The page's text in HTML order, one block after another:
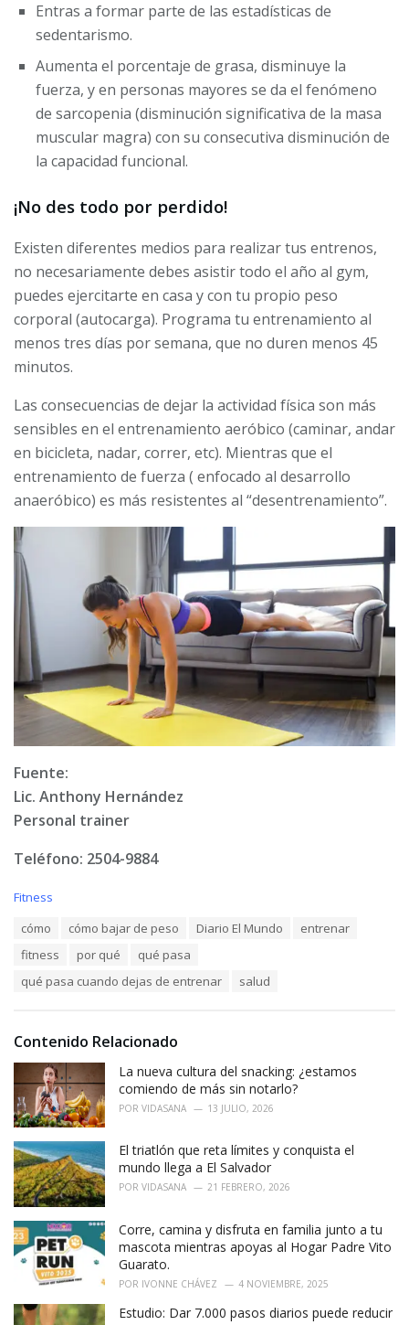
Entras a formar parte de las estadísticas de
sedentarismo.
Aumenta el porcentaje de grasa, disminuye la
fuerza, y en personas mayores se da el fenómeno
de sarcopenia (disminución significativa de la masa
muscular magra) con su consecutiva disminución de
la capacidad funcional.
¡No des todo por perdido!
Existen diferentes medios para realizar tus entrenos,
no necesariamente debes asistir todo el año al gym,
puedes ejercitarte en casa y con tu propio peso
corporal (autocarga). Programa tu entrenamiento al
menos tres días por semana, que no duren menos 45
minutos.
Las consecuencias de dejar la actividad física son más
sensibles en el entrenamiento aeróbico (caminar, andar
en bicicleta, nadar, correr, etc). Mientras que el
entrenamiento de fuerza ( enfocado al desarrollo
anaeróbico) es más resistentes al “desentrenamiento”.
Fuente:
Lic. Anthony Hernández
Personal trainer
Teléfono: 2504-9884
C
s
:
Fitness
cómo cómo bajar de peso Diario El Mundo
entrenar
fitness
por qué
qué pasa
qué pasa cuando dejas de entrenar
salud
Contenido Relacionado
La nueva cultura del snacking: ¿estamos
comiendo de más sin notarlo?
POR VIDASANA 13 JULIO, 2026
El triatlón que reta límites y conquista el
mundo llega a El Salvador
POR VIDASANA 21 FEBRERO, 2026
Corre, camina y disfruta en familia junto a tu
mascota mientras apoyas al Hogar Padre Vito
Guarato.
POR IVONNE CHÁVEZ 4 NOVIEMBRE, 2025
Estudio: Dar 7.000 pasos diarios puede reducir